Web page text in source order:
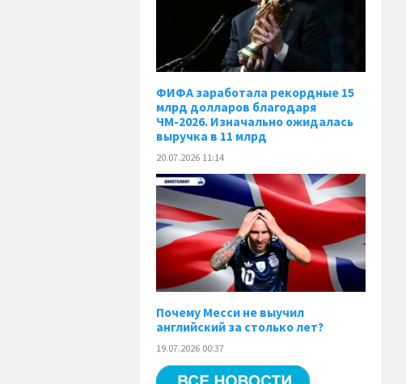
ФИФА заработала рекордные 15
млрд долларов благодаря
ЧМ-2026. Изначально ожидалась
выручка в 11 млрд
20.07.2026 11:14
Почему Месси не выучил
английский за столько лет?
19.07.2026 00:37